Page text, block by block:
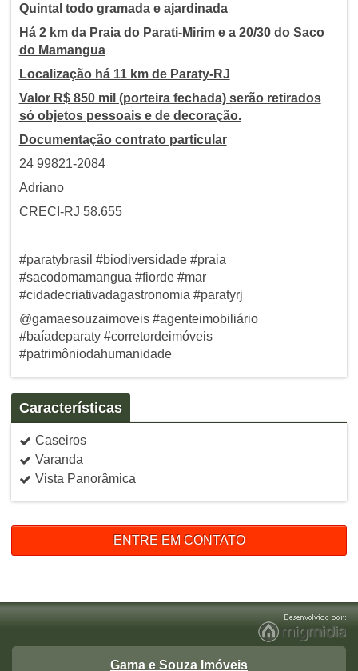
Quintal todo gramada e ajardinada
Há 2 km da Praia do Parati-Mirim e a 20/30 do Saco
do Mamangua
Localização há 11 km de Paraty-RJ
Valor R$ 850 mil (porteira fechada) serão retirados
só objetos pessoais e de decoração.
Documentação contrato particular
24 99821-2084
Adriano
CRECI-RJ 58.655
#paratybrasil #biodiversidade #praia
#sacodomamangua #fiorde #mar
#cidadecriativadagastronomia #paratyrj
@gamaesouzaimoveis #agenteimobiliário
#baíadeparaty #corretordeimóveis
#patrimôniodahumanidade
Características
Caseiros
Varanda
Vista Panorâmica
ENTRE EM CONTATO
Gama e Souza Imóveis